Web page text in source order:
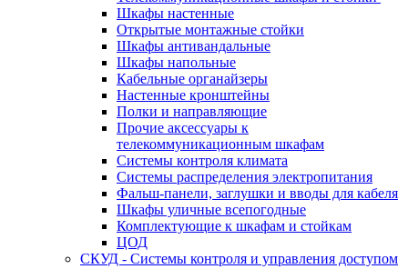
Шкафы настенные
Открытые монтажные стойки
Шкафы антивандальные
Шкафы напольные
Кабельные органайзеры
Настенные кронштейны
Полки и направляющие
Прочие аксессуары к
телекоммуникационным шкафам
Системы контроля климата
Системы распределения электропитания
Фальш-панели, заглушки и вводы для кабеля
Шкафы уличные всепогодные
Комплектующие к шкафам и стойкам
ЦОД
СКУД - Системы контроля и управления доступом